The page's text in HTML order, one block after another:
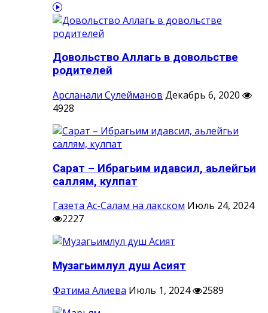
Довольство Аллагь в довольстве
родителей
Арсланали Сулейманов Декабрь 6, 2020
4928
Сарат – Ибрагьим идавсил, аьлейгьи
саллям, кулпат
Газета Ас-Салам на лакском Июль 24, 2024
2227
Музагьимлул душ Асият
Фатима Алиева Июль 1, 2024 2589